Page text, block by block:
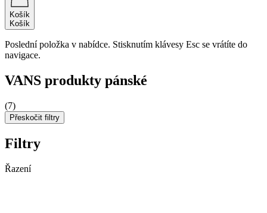
Košík
Košík
Poslední položka v nabídce. Stisknutím klávesy Esc se vrátíte do
navigace.
VANS produkty pánské
(7)
Přeskočit filtry
Filtry
Řazení